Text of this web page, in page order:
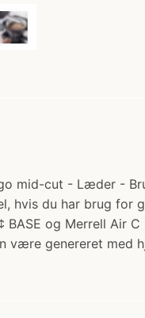
mid-cut - Læder -
hvis du har brug
BASE og Merrell Air
være genereret med